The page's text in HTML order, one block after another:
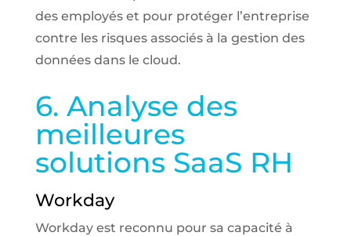
des employés et pour protéger l’entreprise
contre les risques associés à la gestion des
données dans le cloud.
6. Analyse des
meilleures
solutions SaaS RH
Workday
Workday est reconnu pour sa capacité à